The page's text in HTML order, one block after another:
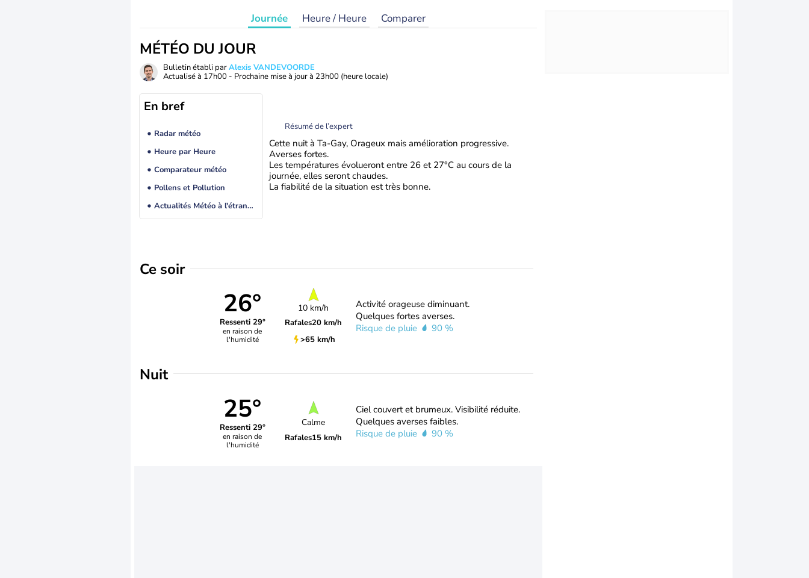
Journée Heure / Heure Comparer
MÉTÉO DU JOUR
Bulletin établi parAlexis VANDEVOORDE
Actualisé à 17h00 - Prochaine mise à jour à 23h00 (heure locale)
En bref
Radar météo
Heure par Heure
Comparateur météo
Pollens et Pollution
Actualités Météo à l'étranger
Résumé de l’expert
Cette nuit à Ta-Gay, Orageux mais amélioration progressive.
Averses fortes.
Les températures évolueront entre 26 et 27°C au cours de la
journée, elles seront chaudes.
La fiabilité de la situation est très bonne.
Ce soir
26°
Ressenti 29°
en raison de
l'humidité
10 km/h
Rafales20 km/h
>65 km/h
Activité orageuse diminuant.
Quelques fortes averses.
Risque de pluie
90 %
Nuit
25°
Ressenti 29°
en raison de
l'humidité
Calme
Rafales15 km/h
Ciel couvert et brumeux. Visibilité réduite.
Quelques averses faibles.
Risque de pluie
90 %